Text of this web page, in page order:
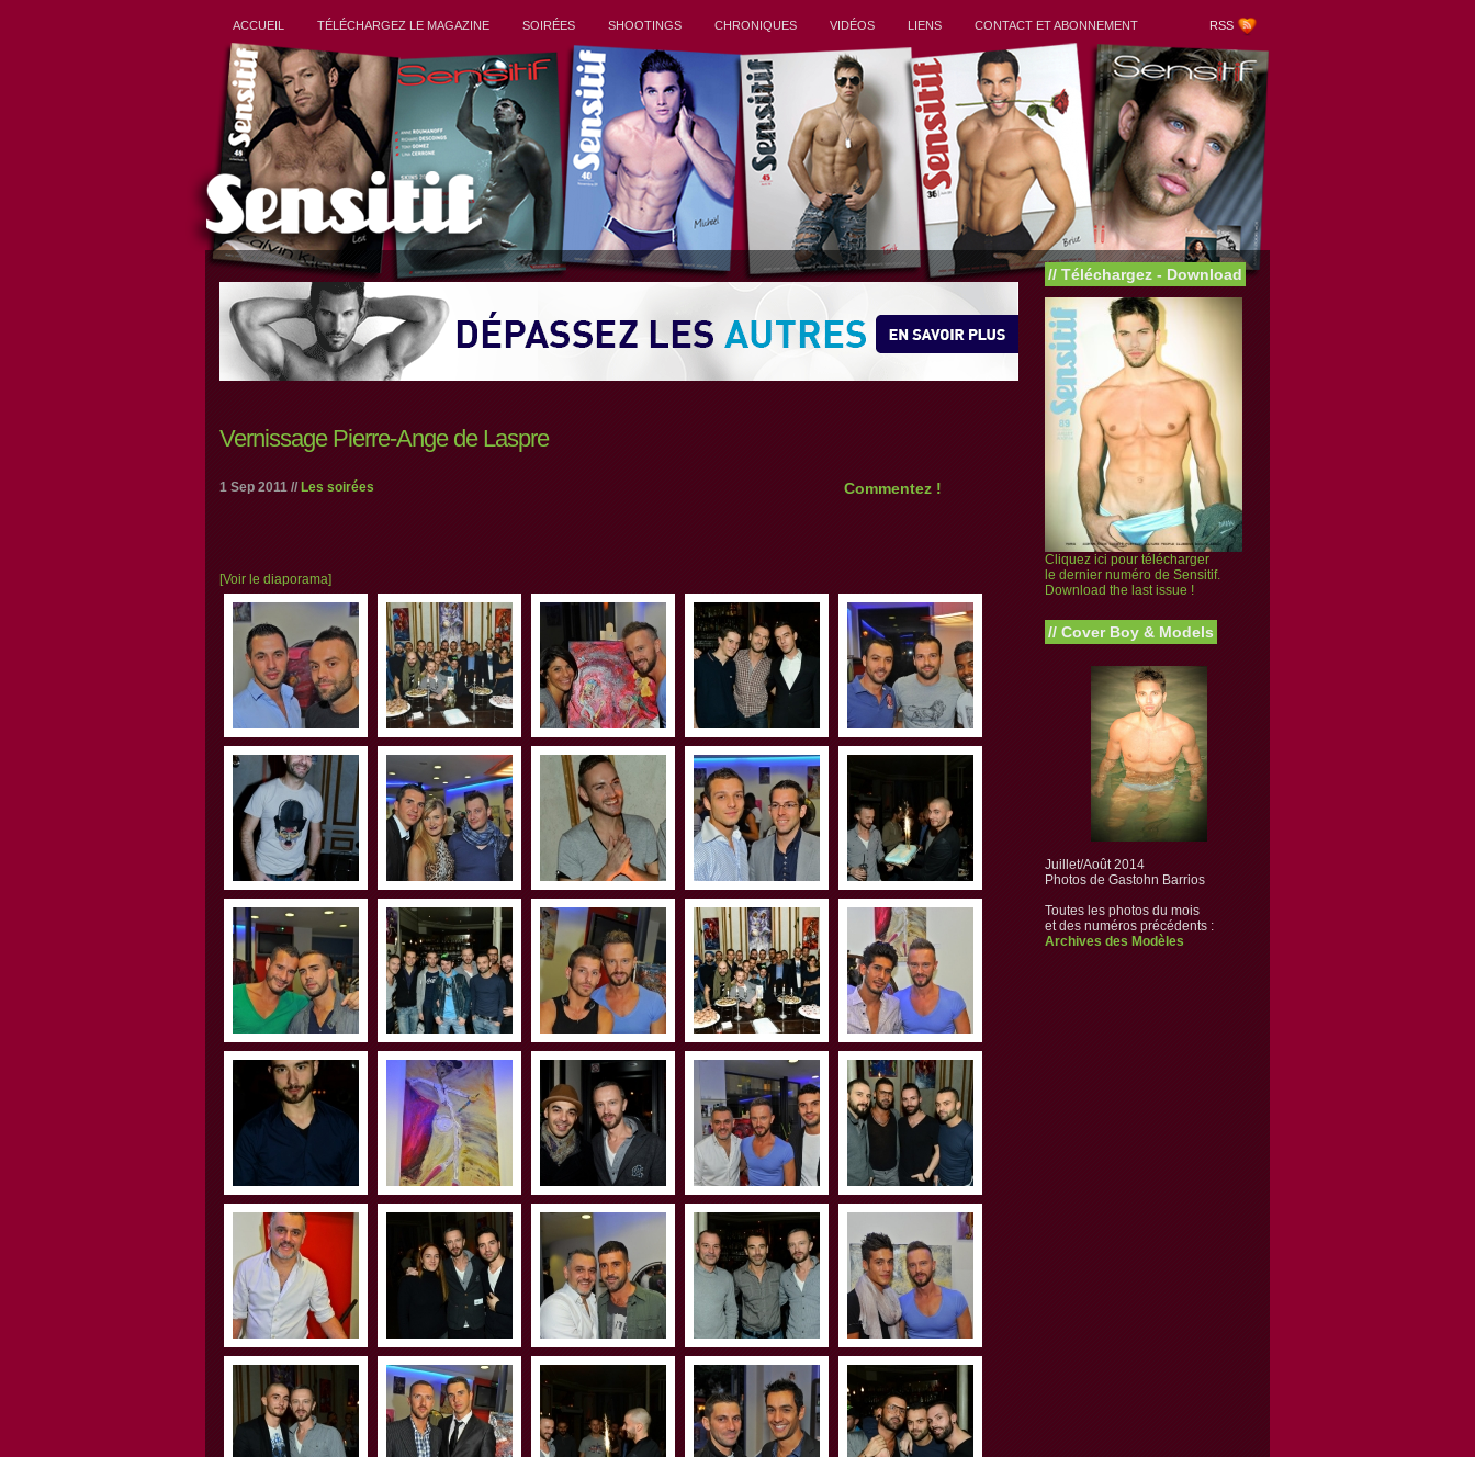
ACCUEIL TÉLÉCHARGEZ LE MAGAZINE SOIRÉES SHOOTINGS CHRONIQUES VIDÉOS LIENS CONTACT ET ABONNEMENT RSS
Vernissage Pierre-Ange de Laspre
1 Sep 2011 // Les soirées Commentez !
[Voir le diaporama]
// Téléchargez - Download
Cliquez ici pour télécharger
le dernier numéro de Sensitif.
Download the last issue !
// Cover Boy & Models
Juillet/Août 2014
Photos de Gastohn Barrios
Toutes les photos du mois
et des numéros précédents :
Archives des Modèles